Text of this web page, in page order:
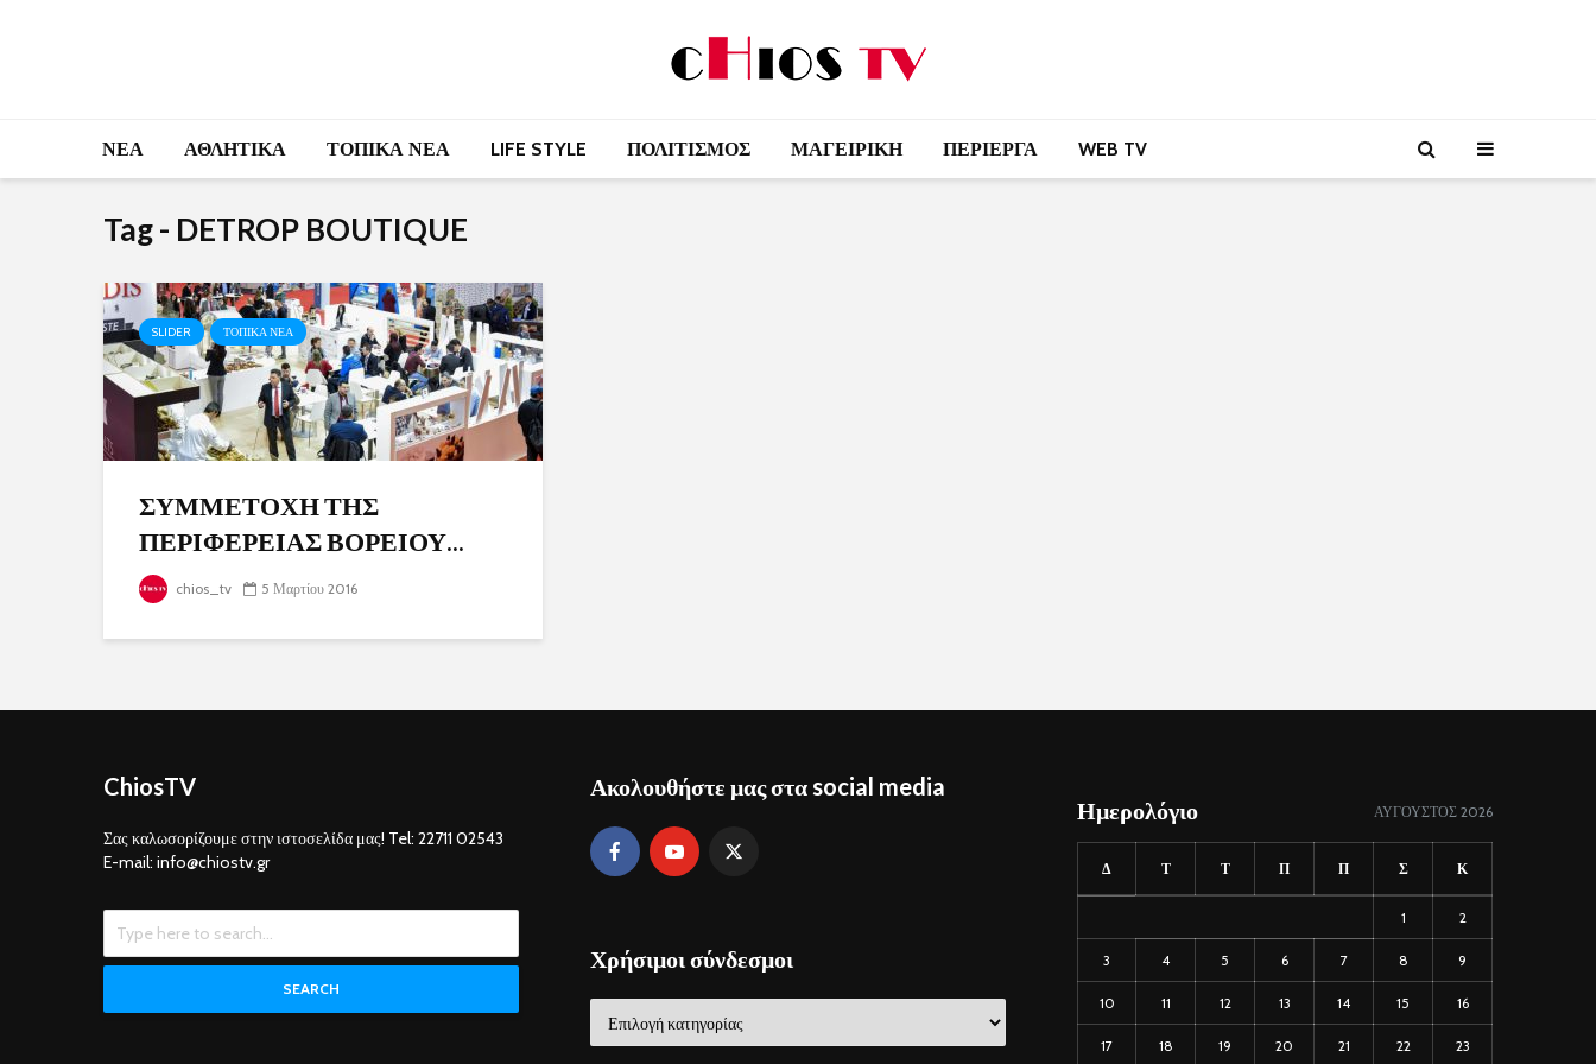
ΝΕΑ ΑΘΛΗΤΙΚΑ ΤΟΠΙΚΑ ΝΕΑ LIFE STYLE ΠΟΛΙΤΙΣΜΟΣ ΜΑΓΕΙΡΙΚΗ ΠΕΡΙΕΡΓΑ WEB TV
Tag - DETROP BOUTIQUE
SLIDER ΤΟΠΙΚΑ ΝΕΑ
ΣΥΜΜΕΤΟΧΗ ΤΗΣ
ΠΕΡΙΦΕΡΕΙΑΣ ΒΟΡΕΙΟΥ...
chios_tv 5 Μαρτίου 2016
ChiosTV
Σας καλωσορίζουμε στην ιστοσελίδα μας! Tel: 22711 02543
E-mail: info@chiostv.gr
SEARCH
Ακολουθήστε μας στα social media
Χρήσιμοι σύνδεσμοι
σύνδεσμοι
Ημερολόγιο ΑΎΓΟΥΣΤΟΣ 2026
Δ Τ Τ Π Π Σ Κ
1 2
3 4 5 6 7 8 9
10 11 12 13 14 15 16
17 18 19 20 21 22 23